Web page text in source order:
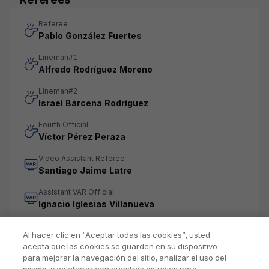
Referee
Pablo González Fuertes
Lineman#1
Alfredo Rodríguez Moreno
Lineman#2
Israel Bárcena Rodríguez
Fourth Official
Víctor Pérez Peraza
Video Assistant Referee
Santiago Jaime Latre
Assistant VAR Official
Ignacio Iglesias Villanueva
Al hacer clic en “Aceptar todas las cookies”, usted
acepta que las cookies se guarden en su dispositivo
para mejorar la navegación del sitio, analizar el uso del